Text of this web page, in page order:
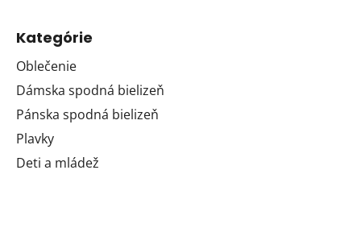
Kategórie
Oblečenie
Dámska spodná bielizeň
Pánska spodná bielizeň
Plavky
Deti a mládež